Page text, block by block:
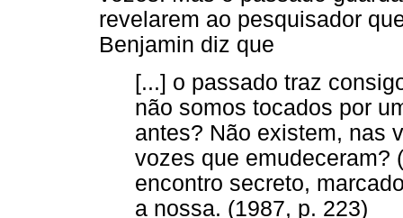
revelarem ao pesquisador
Benjamin diz que
[...] o passado traz
não somos tocados por
antes? Não existem, nas
vozes que emudeceram?
encontro secreto,
a nossa. (1987, p. 223)